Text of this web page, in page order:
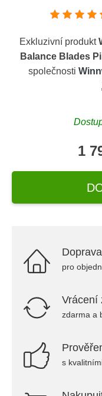
Exkluzivní produkt
Balance Blades
společnosti
1
pro
Vrácení
zdarma a
s